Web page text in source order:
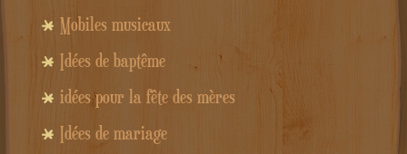
Mobiles musicaux
Idées de baptême
idées pour la fête des mères
Idées de mariage